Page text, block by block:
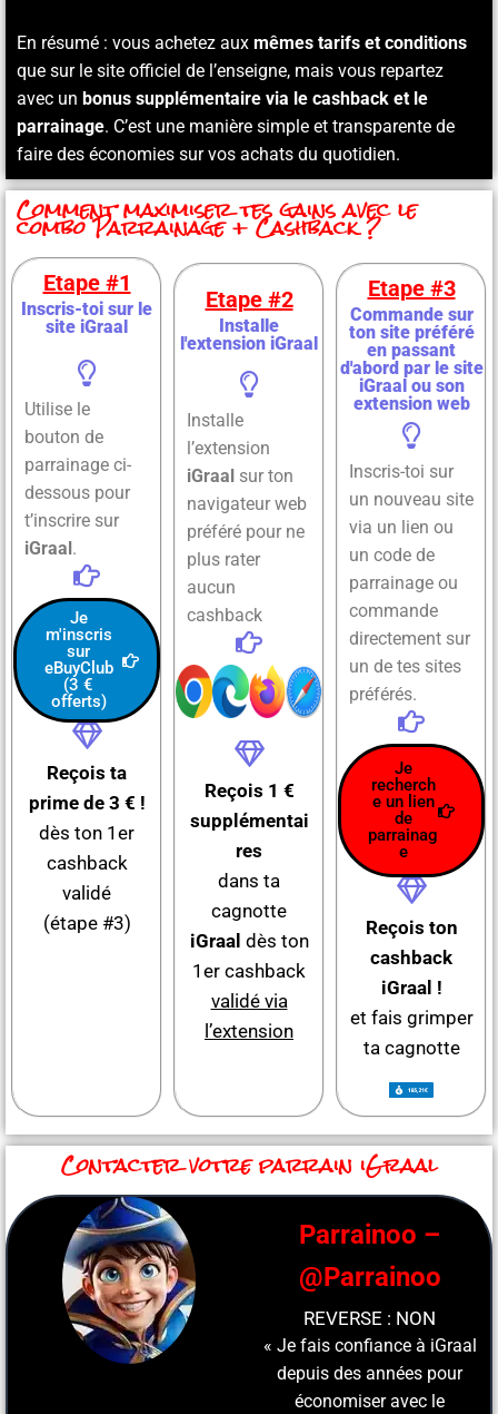
En résumé : vous achetez aux mêmes tarifs et conditions
que sur le site officiel de l’enseigne, mais vous repartez
avec un bonus supplémentaire via le cashback et le
parrainage. C’est une manière simple et transparente de
faire des économies sur vos achats du quotidien.
Comment maximiser tes gains avec le
combo Parrainage + Cashback ?
Etape #1
Inscris-toi sur le
site iGraal
Utilise le
bouton de
parrainage ci-
dessous pour
t’inscrire sur
iGraal.
Je
m'inscris
sur
eBuyClub
(3 €
offerts)
Reçois ta
prime de 3 € !
dès ton 1er
cashback
validé
(étape #3)
Etape #2
Installe
l'extension iGraal
Installe
l’extension
iGraal sur ton
navigateur web
préféré pour ne
plus rater
aucun
cashback
Reçois 1 €
supplémentai
res
dans ta
cagnotte
iGraal dès ton
1er cashback
validé via
l’extension
Etape #3
Commande sur
ton site préféré
en passant
d'abord par le site
iGraal ou son
extension web
Inscris-toi sur
un nouveau site
via un lien ou
un code de
parrainage ou
commande
directement sur
un de tes sites
préférés.
Je
recherch
e un lien
de
parrainag
e
Reçois ton
cashback
iGraal !
et fais grimper
ta cagnotte
Contacter votre parrain iGraal
Parrainoo –
@Parrainoo
REVERSE : NON
« Je fais confiance à iGraal
depuis des années pour
économiser avec le
fi
t